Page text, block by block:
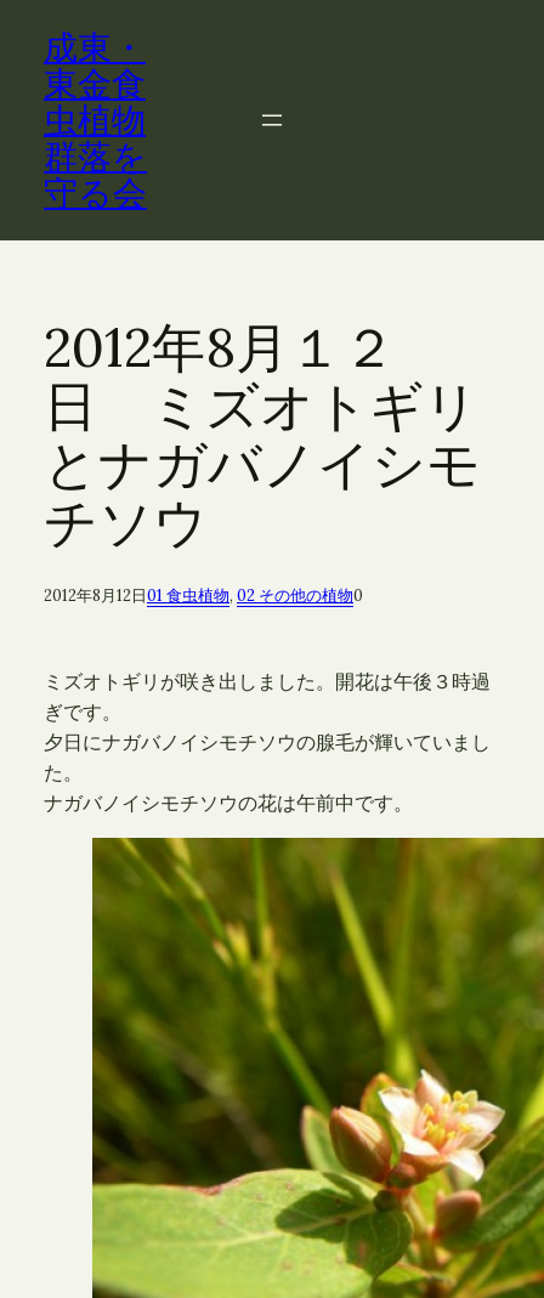
成東・
東金食
虫植物
群落を
守る会
2012年8月１２
日 ミズオトギリ
とナガバノイシモ
チソウ
2012年8月12日01 食虫植物, 02 その他の植物0
ミズオトギリが咲き出しました。開花は午後３時過
ぎです。
夕日にナガバノイシモチソウの腺毛が輝いていまし
た。
ナガバノイシモチソウの花は午前中です。